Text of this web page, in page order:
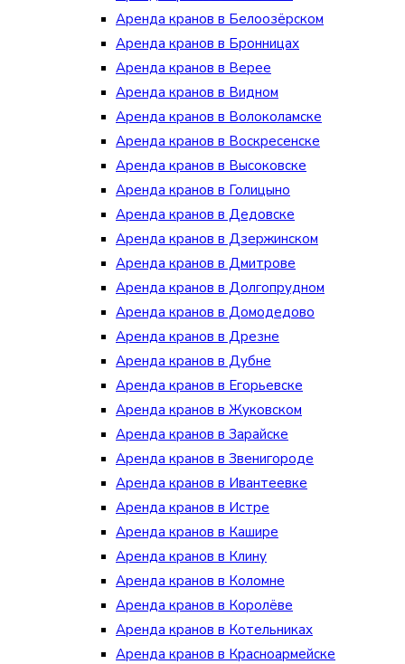
Аренда кранов в Белоозёрском
Аренда кранов в Бронницах
Аренда кранов в Верее
Аренда кранов в Видном
Аренда кранов в Волоколамске
Аренда кранов в Воскресенске
Аренда кранов в Высоковске
Аренда кранов в Голицыно
Аренда кранов в Дедовске
Аренда кранов в Дзержинском
Аренда кранов в Дмитрове
Аренда кранов в Долгопрудном
Аренда кранов в Домодедово
Аренда кранов в Дрезне
Аренда кранов в Дубне
Аренда кранов в Егорьевске
Аренда кранов в Жуковском
Аренда кранов в Зарайске
Аренда кранов в Звенигороде
Аренда кранов в Ивантеевке
Аренда кранов в Истре
Аренда кранов в Кашире
Аренда кранов в Клину
Аренда кранов в Коломне
Аренда кранов в Королёве
Аренда кранов в Котельниках
Аренда кранов в Красноармейске